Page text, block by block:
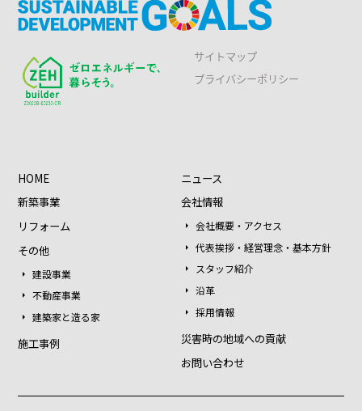
サイトマップ
プライバシーポリシー
HOME
新築事業
リフォーム
その他
建設事業
不動産事業
建築家と造る家
施工事例
ニュース
会社情報
会社概要・アクセス
代表挨拶・経営理念・基本方針
スタッフ紹介
沿革
採用情報
災害時の地域への貢献
お問い合わせ